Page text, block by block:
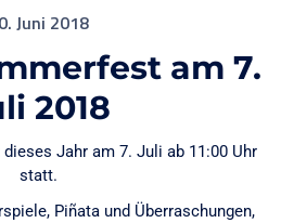
Juni 2018
am 7.
2018
Jahr am 7. Juli ab 11:00 Uhr
statt.
Piñata und Überraschungen,